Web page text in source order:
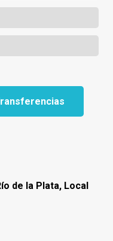
de la Plata, Local